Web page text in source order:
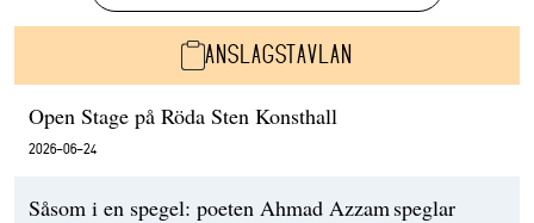
ANSLAGSTAVLAN
Open Stage på Röda Sten Konsthall
2026-06-24
Såsom i en spegel: poeten Ahmad Azzam speglar